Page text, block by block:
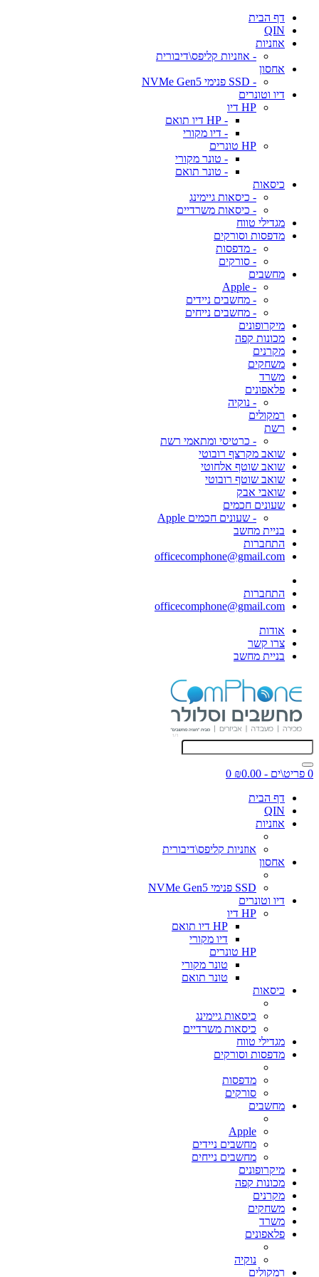
דף הבית
QIN
אוזניות
- אוזניות קליפס\דיבורית
אחסון
- SSD פנימי NVMe Gen5
דיו וטונרים
HP דיו
- HP דיו תואם
- דיו מקורי
HP טונרים
- טונר מקורי
- טונר תואם
כיסאות
- כיסאות גיימינג
- כיסאות משרדיים
מגדילי טווח
מדפסות וסורקים
- מדפסות
- סורקים
מחשבים
- Apple
- מחשבים ניידים
- מחשבים נייחים
מיקרופונים
מכונות קפה
מקרנים
משחקים
משרד
פלאפונים
- נוקיה
רמקולים
רשת
- כרטיסי ומתאמי רשת
שואב מקרצף רובוטי
שואב שוטף אלחוטי
שואב שוטף רובוטי
שואבי אבק
שעונים חכמים
- שעונים חכמים Apple
בניית מחשב
התחברות
officecomphone@gmail.com
התחברות
officecomphone@gmail.com
אודות
צרו קשר
בניית מחשב
0 פריט\ים - ₪0.00
0
דף הבית
QIN
אוזניות
אוזניות קליפס\דיבורית
אחסון
SSD פנימי NVMe Gen5
דיו וטונרים
HP דיו
HP דיו תואם
דיו מקורי
HP טונרים
טונר מקורי
טונר תואם
כיסאות
כיסאות גיימינג
כיסאות משרדיים
מגדילי טווח
מדפסות וסורקים
מדפסות
סורקים
מחשבים
Apple
מחשבים ניידים
מחשבים נייחים
מיקרופונים
מכונות קפה
מקרנים
משחקים
משרד
פלאפונים
נוקיה
רמקולים